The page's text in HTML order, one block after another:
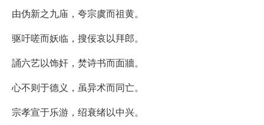
由伪新之九庙，夸宗虞而祖黄。
驱吁嗟而妖临，搜佞哀以拜郎。
誦六艺以饰奸，焚诗书而面牆。
心不则于德义，虽异术而同亡。
宗孝宣于乐游，绍衰绪以中兴。